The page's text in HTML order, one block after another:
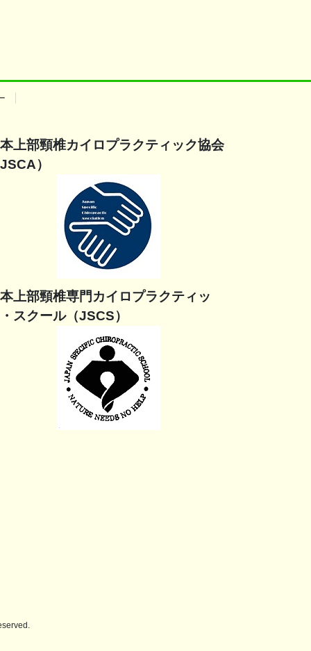
上部頸椎カイロプラクティック協会
）
上部頸椎専門カイロプラクティッ
スクール（JSCS）